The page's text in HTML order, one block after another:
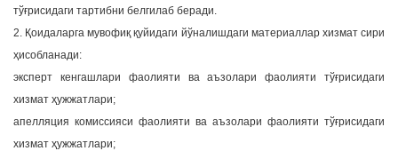
тўғрисидаги тартибни белгилаб беради.
2. Қоидаларга мувофиқ қуйидаги йўналишдаги материаллар хизмат сири
ҳисобланади:
эксперт кенгашлари фаолияти ва аъзолари фаолияти тўғрисидаги
хизмат ҳужжатлари;
апелляция комиссияси фаолияти ва аъзолари фаолияти тўғрисидаги
хизмат ҳужжатлари;